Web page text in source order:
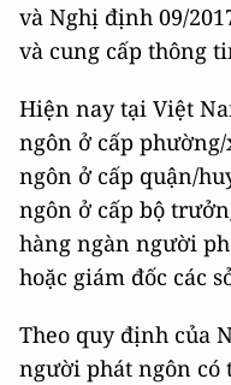
và Nghị định 09/
và cung cấp thông
Hiện nay tại Việt
ngôn ở cấp
ngôn ở cấp quận/
ngôn ở cấp bộ
hàng ngàn người
hoặc giám đốc các
Theo quy định của
người phát ngôn có